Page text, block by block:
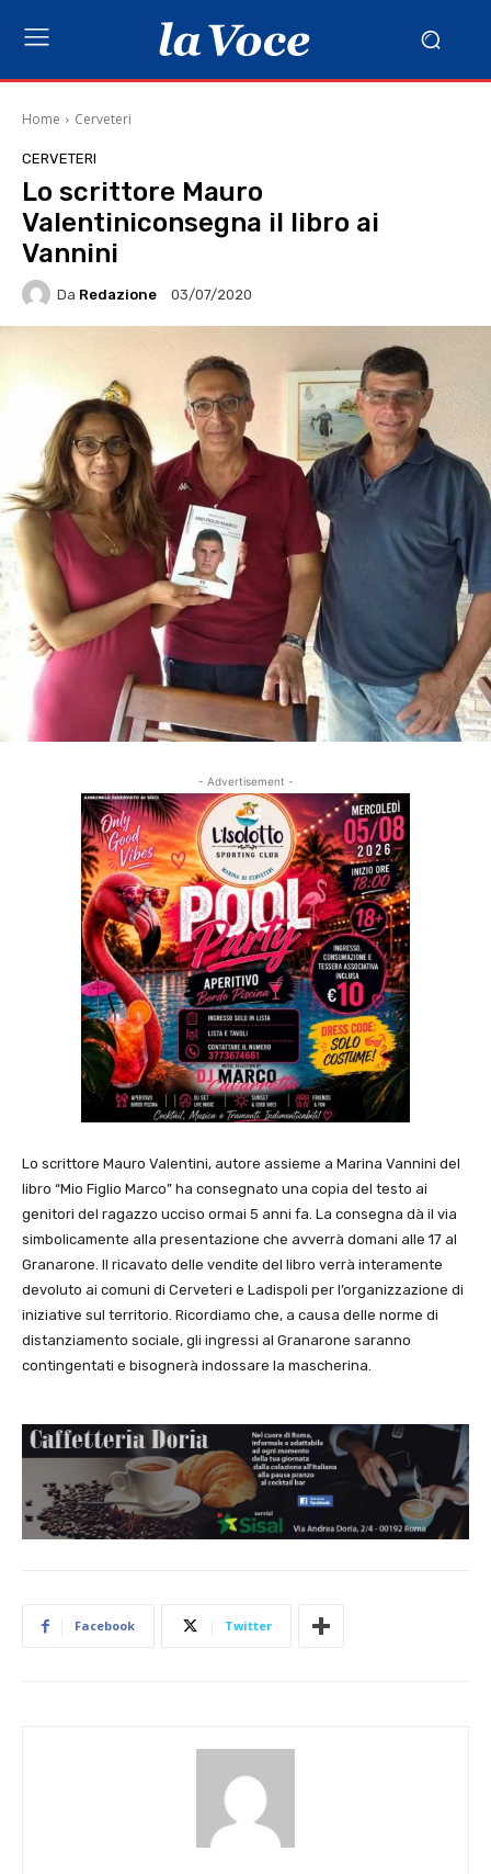
Home Cerveteri
CERVETERI
Lo scrittore Mauro
Valentiniconsegna il libro ai
Vannini
Da Redazione 03/07/2020
- Advertisement -
Lo scrittore Mauro Valentini, autore assieme a Marina Vannini del
libro “Mio Figlio Marco” ha consegnato una copia del testo ai
genitori del ragazzo ucciso ormai 5 anni fa. La consegna dà il via
simbolicamente alla presentazione che avverrà domani alle 17 al
Granarone. Il ricavato delle vendite del libro verrà interamente
devoluto ai comuni di Cerveteri e Ladispoli per l’organizzazione di
iniziative sul territorio. Ricordiamo che, a causa delle norme di
distanziamento sociale, gli ingressi al Granarone saranno
contingentati e bisognerà indossare la mascherina.
Facebook Twitter